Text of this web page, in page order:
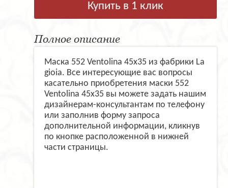
Купить в 1 клик
Полное описание
Маска 552 Ventolina 45х35 из фабрики La
gioia. Все интересующие вас вопросы
касательно приобретения маски 552
Ventolina 45х35 вы можете задать нашим
дизайнерам-консультантам по телефону
или заполнив форму запроса
дополнительной информации, кликнув
по кнопке расположенной в нижней
части страницы.